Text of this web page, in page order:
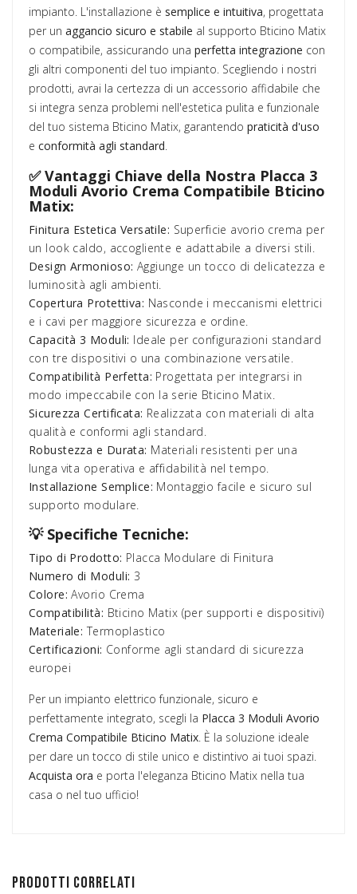
impianto. L'installazione è semplice e intuitiva, progettata
per un aggancio sicuro e stabile al supporto Bticino Matix
o compatibile, assicurando una perfetta integrazione con
gli altri componenti del tuo impianto. Scegliendo i nostri
prodotti, avrai la certezza di un accessorio affidabile che
si integra senza problemi nell'estetica pulita e funzionale
del tuo sistema Bticino Matix, garantendo praticità d'uso
e conformità agli standard.
✅ Vantaggi Chiave della Nostra Placca 3
Moduli Avorio Crema Compatibile Bticino
Matix:
Finitura Estetica Versatile: Superficie avorio crema per
un look caldo, accogliente e adattabile a diversi stili.
Design Armonioso: Aggiunge un tocco di delicatezza e
luminosità agli ambienti.
Copertura Protettiva: Nasconde i meccanismi elettrici
e i cavi per maggiore sicurezza e ordine.
Capacità 3 Moduli: Ideale per configurazioni standard
con tre dispositivi o una combinazione versatile.
Compatibilità Perfetta: Progettata per integrarsi in
modo impeccabile con la serie Bticino Matix.
Sicurezza Certificata: Realizzata con materiali di alta
qualità e conformi agli standard.
Robustezza e Durata: Materiali resistenti per una
lunga vita operativa e affidabilità nel tempo.
Installazione Semplice: Montaggio facile e sicuro sul
supporto modulare.
💡 Specifiche Tecniche:
Tipo di Prodotto: Placca Modulare di Finitura
Numero di Moduli: 3
Colore: Avorio Crema
Compatibilità: Bticino Matix (per supporti e dispositivi)
Materiale: Termoplastico
Certificazioni: Conforme agli standard di sicurezza
europei
Per un impianto elettrico funzionale, sicuro e
perfettamente integrato, scegli la Placca 3 Moduli Avorio
Crema Compatibile Bticino Matix. È la soluzione ideale
per dare un tocco di stile unico e distintivo ai tuoi spazi.
Acquista ora e porta l'eleganza Bticino Matix nella tua
casa o nel tuo ufficio!
Prodotti correlati